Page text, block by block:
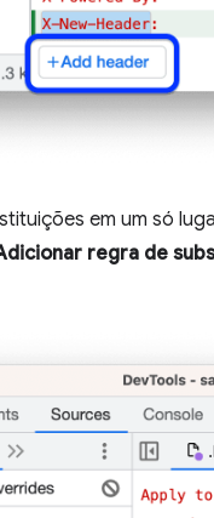
em um só
regra de